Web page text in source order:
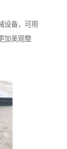
设备，可用
加美观整